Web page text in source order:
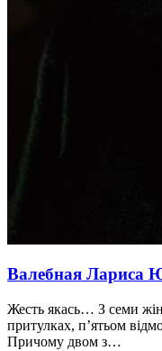
Валебная Лариса
Жесть якась… З семи
притулках, п’ятьом
Причому двом з…